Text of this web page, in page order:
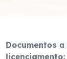
Documentos
licenciamento: